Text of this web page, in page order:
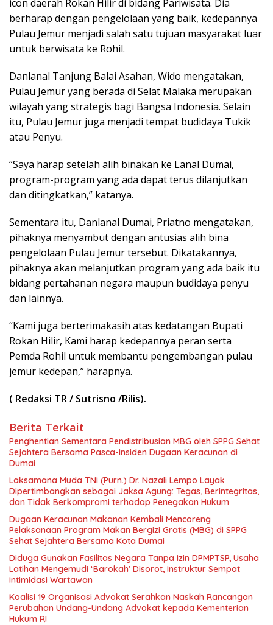
icon daerah Rokan Hilir di bidang Pariwisata. Dia
berharap dengan pengelolaan yang baik, kedepannya
Pulau Jemur menjadi salah satu tujuan masyarakat luar
untuk berwisata ke Rohil.
Danlanal Tanjung Balai Asahan, Wido mengatakan,
Pulau Jemur yang berada di Selat Malaka merupakan
wilayah yang strategis bagi Bangsa Indonesia. Selain
itu, Pulau Jemur juga menjadi tempat budidaya Tukik
atau Penyu.
“Saya harap setelah alih binakan ke Lanal Dumai,
program-program yang ada dapat terus dilanjutkan
dan ditingkatkan,” katanya.
Sementara itu, Danlanal Dumai, Priatno mengatakan,
pihaknya menyambut dengan antusias alih bina
pengelolaan Pulau Jemur tersebut. Dikatakannya,
pihaknya akan melanjutkan program yang ada baik itu
bidang pertahanan negara maupun budidaya penyu
dan lainnya.
“Kami juga berterimakasih atas kedatangan Bupati
Rokan Hilir, Kami harap kedepannya peran serta
Pemda Rohil untuk membantu pengembangan pulau
jemur kedepan,” harapnya.
( Redaksi TR / Sutrisno /Rilis).
Berita Terkait
Penghentian Sementara Pendistribusian MBG oleh SPPG Sehat
Sejahtera Bersama Pasca-Insiden Dugaan Keracunan di
Dumai
Laksamana Muda TNI (Purn.) Dr. Nazali Lempo Layak
Dipertimbangkan sebagai Jaksa Agung: Tegas, Berintegritas,
dan Tidak Berkompromi terhadap Penegakan Hukum
Dugaan Keracunan Makanan Kembali Mencoreng
Pelaksanaan Program Makan Bergizi Gratis (MBG) di SPPG
Sehat Sejahtera Bersama Kota Dumai
Diduga Gunakan Fasilitas Negara Tanpa Izin DPMPTSP, Usaha
Latihan Mengemudi ‘Barokah’ Disorot, Instruktur Sempat
Intimidasi Wartawan
Koalisi 19 Organisasi Advokat Serahkan Naskah Rancangan
Perubahan Undang-Undang Advokat kepada Kementerian
Hukum RI